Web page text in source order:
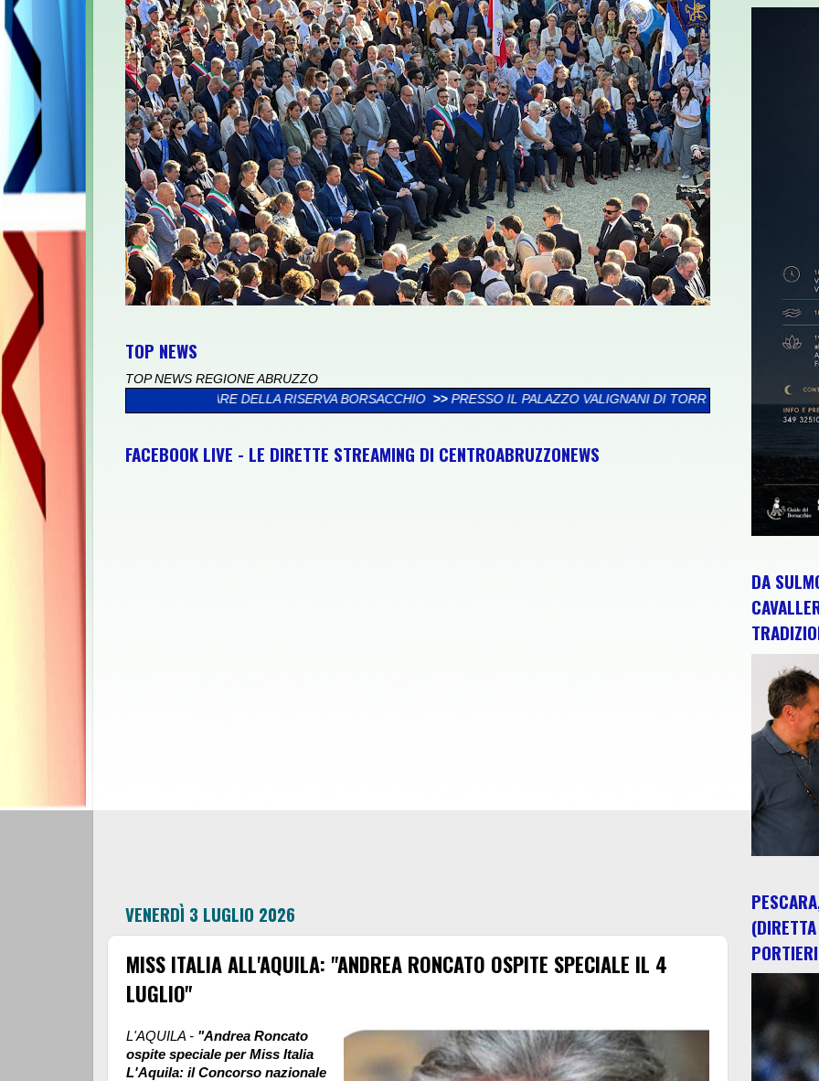
TOP NEWS
TOP NEWS REGIONE ABRUZZO
IL MARE DELLA RISERVA BORSACCHIO >> PRESSO IL PALAZZO VALIGNANI DI TORREVECCHIA TEATINA SI CHIUDE LA XXVI
FACEBOOK LIVE - LE DIRETTE STREAMING DI CENTROABRUZZONEWS
VENERDÌ 3 LUGLIO 2026
MISS ITALIA ALL'AQUILA: "ANDREA RONCATO OSPITE SPECIALE IL 4
LUGLIO"
L'AQUILA - "Andrea Roncato
ospite speciale per Miss Italia
L'Aquila: il Concorso nazionale
DA
PORTIERI